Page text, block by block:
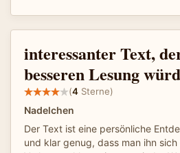
interessanter Text,
besseren Lesung
(4 Sterne)
Nadelchen
Der Text ist eine persönliche
und klar genug, dass man ihn